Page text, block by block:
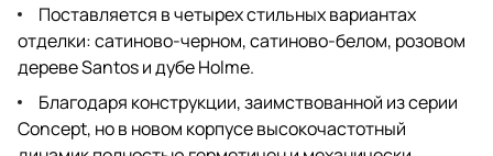
Поставляется в четырех стильных вариантах
отделки: сатиново-черном, сатиново-белом, розовом
дереве Santos и дубе Holme.
Благодаря конструкции, заимствованной из серии
Concept, но в новом корпусе высокочастотный